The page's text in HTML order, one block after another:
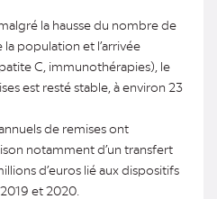
la hausse du nombre de
population et l’arrivée
C, immunothérapies), le
est resté stable, à environ 23
de remises ont
notamment d’un transfert
d’euros lié aux dispositifs
et 2020.